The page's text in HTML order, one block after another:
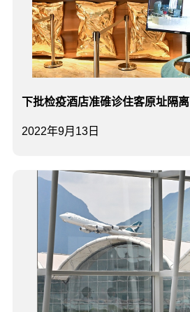
2022年9月13日
下批检疫酒店准碓诊住客原址隔离